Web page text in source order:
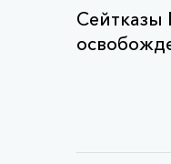
Сейтказы